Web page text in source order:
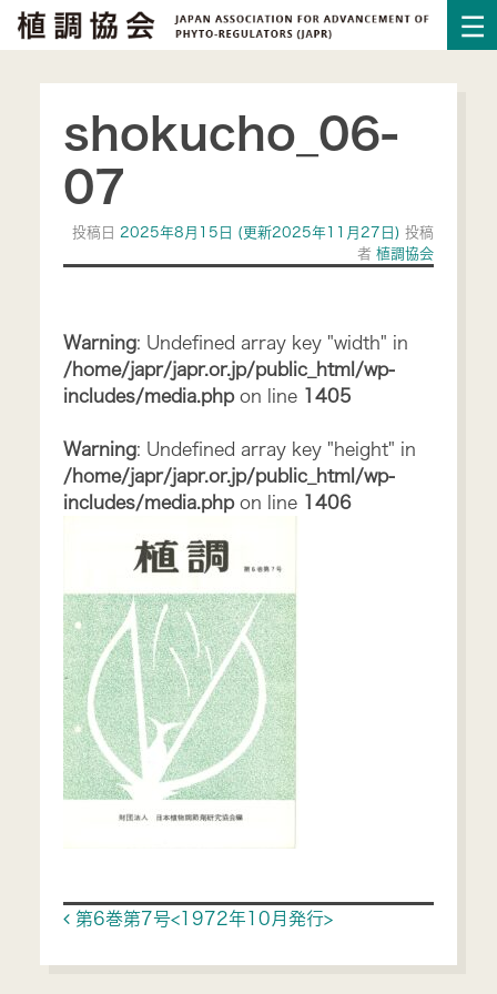
shokucho_06-
07
投稿日 2025年8月15日 (更新2025年11月27日)投稿
者 植調協会
Warning: Undefined array key "width" in
/home/japr/japr.or.jp/public_html/wp-
includes/media.phpon line 1405
Warning: Undefined array key "height" in
/home/japr/japr.or.jp/public_html/wp-
includes/media.phpon line 1406
Post navigation
第6巻第7号<1972年10月発行>